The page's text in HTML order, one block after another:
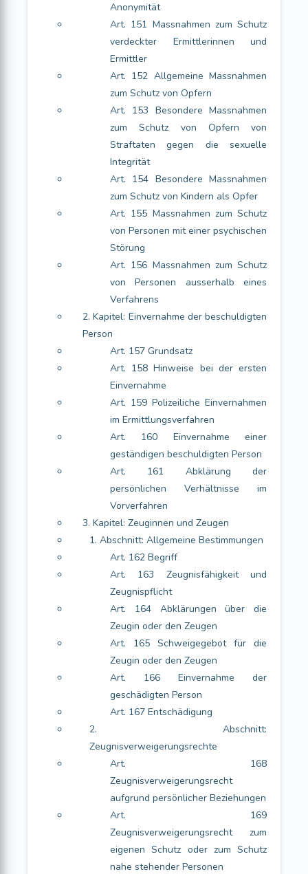
Anonymität
Art. 151 Massnahmen zum Schutz
verdeckter Ermittlerinnen und
Ermittler
Art. 152 Allgemeine Massnahmen
zum Schutz von Opfern
Art. 153 Besondere Massnahmen
zum Schutz von Opfern von
Straftaten gegen die sexuelle
Integrität
Art. 154 Besondere Massnahmen
zum Schutz von Kindern als Opfer
Art. 155 Massnahmen zum Schutz
von Personen mit einer psychischen
Störung
Art. 156 Massnahmen zum Schutz
von Personen ausserhalb eines
Verfahrens
2. Kapitel: Einvernahme der beschuldigten
Person
Art. 157 Grundsatz
Art. 158 Hinweise bei der ersten
Einvernahme
Art. 159 Polizeiliche Einvernahmen
im Ermittlungsverfahren
Art. 160 Einvernahme einer
geständigen beschuldigten Person
Art. 161 Abklärung der
persönlichen Verhältnisse im
Vorverfahren
3. Kapitel: Zeuginnen und Zeugen
1. Abschnitt: Allgemeine Bestimmungen
Art. 162 Begriff
Art. 163 Zeugnisfähigkeit und
Zeugnispflicht
Art. 164 Abklärungen über die
Zeugin oder den Zeugen
Art. 165 Schweigegebot für die
Zeugin oder den Zeugen
Art. 166 Einvernahme der
geschädigten Person
Art. 167 Entschädigung
2. Abschnitt:
Zeugnisverweigerungsrechte
Art. 168
Zeugnisverweigerungsrecht
aufgrund persönlicher Beziehungen
Art. 169
Zeugnisverweigerungsrecht zum
eigenen Schutz oder zum Schutz
nahe stehender Personen